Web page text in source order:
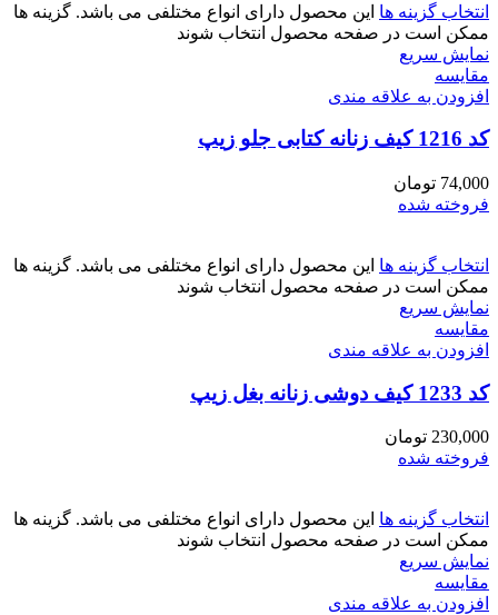
انتخاب گزینه ها این محصول دارای انواع مختلفی می باشد. گزینه ها
ممکن است در صفحه محصول انتخاب شوند
نمایش سریع
مقايسه
افزودن به علاقه مندی
کد 1216 کیف زنانه کتابی جلو زیپ
74,000 تومان
فروخته شده
انتخاب گزینه ها این محصول دارای انواع مختلفی می باشد. گزینه ها
ممکن است در صفحه محصول انتخاب شوند
نمایش سریع
مقايسه
افزودن به علاقه مندی
کد 1233 کیف دوشی زنانه بغل زیپ
230,000 تومان
فروخته شده
انتخاب گزینه ها این محصول دارای انواع مختلفی می باشد. گزینه ها
ممکن است در صفحه محصول انتخاب شوند
نمایش سریع
مقايسه
افزودن به علاقه مندی